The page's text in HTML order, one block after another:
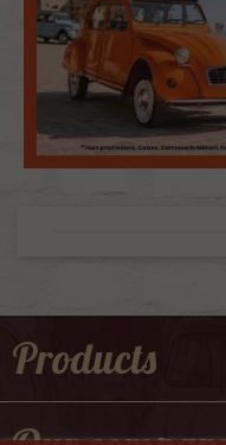
Products